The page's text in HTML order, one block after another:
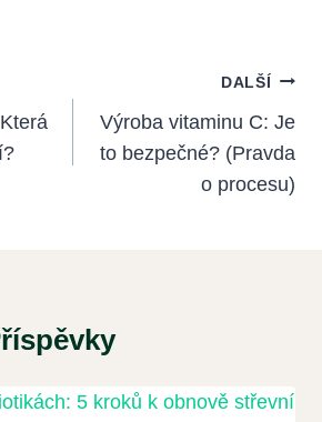
DALŠÍ
Výroba vitaminu C: Je
to bezpečné? (Pravda
o procesu)